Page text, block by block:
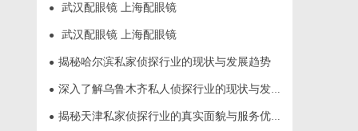
● 武汉配眼镜 上海配眼镜
● 武汉配眼镜 上海配眼镜
● 揭秘哈尔滨私家侦探行业的现状与发展趋势
● 深入了解乌鲁木齐私人侦探行业的现状与发展趋势
● 揭秘天津私家侦探行业的真实面貌与服务优势